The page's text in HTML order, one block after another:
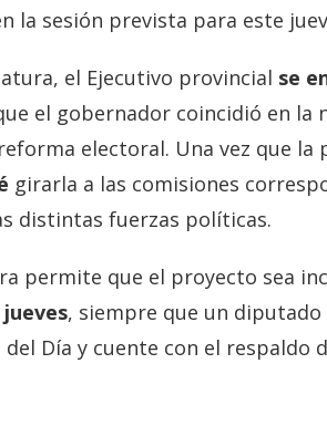
la sesión prevista para este
el Ejecutivo provincial se
el gobernador coincidió en la
electoral. Una vez que la
girarla a las comisiones
distintas fuerzas políticas.
permite que el proyecto sea
, siempre que un
Día y cuente con el respaldo